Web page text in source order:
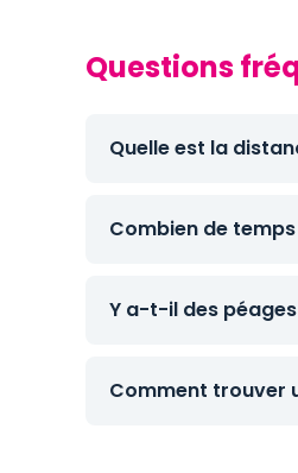
Questions
Quelle est la
Combien de
Y a-t-il des
Comment trouver